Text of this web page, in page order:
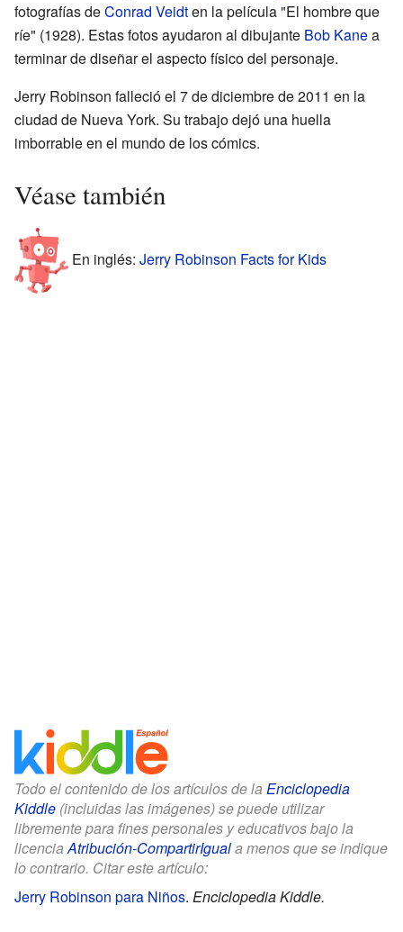
fotografías deConrad Veidten la película "El hombre que
ríe" (1928). Estas fotos ayudaron al dibujante Bob Kanea
terminar de diseñar el aspecto físico del personaje.
Jerry Robinson falleció el 7 de diciembre de 2011 en la
ciudad de Nueva York. Su trabajo dejó una huella
imborrable en el mundo de los cómics.
Véase también
En inglés: Jerry Robinson Facts for Kids
Todo el contenido de los artículos de la Enciclopedia
Kiddle (incluidas las imágenes) se puede utilizar
libremente para fines personales y educativos bajo la
licenciaAtribución-CompartirIguala menos que se indique
lo contrario. Citar este artículo:
Jerry Robinson para Niños. Enciclopedia Kiddle.